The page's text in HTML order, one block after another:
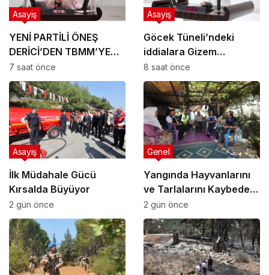
YENİ PARTİLİ ÖNEŞ
DERİCİ’DEN TBMM’YE
ULUSAL ARAŞTIRMA
Asayiş
7 saat önce
Göcek Tüneli’ndeki
iddialara Gizem
Özcan’dan sert tepki;
Asayiş
8 saat önce
İlk Müdahale Gücü
Kırsalda Büyüyor
Asayiş
2 gün önce
Yangında Hayvanlarını
ve Tarlalarını Kaybeden
Üreticilere Büyükşehir
Desteği
Genel
2 gün önce